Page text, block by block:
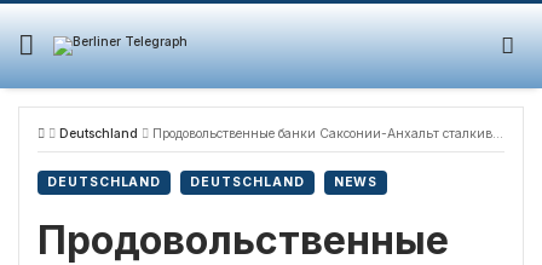
Skip
content
Deutschland Продовольственные банки Саксонии-Анхальт сталкиваются с нехваткой продуктов
DEUTSCHLAND DEUTSCHLAND NEWS
Продовольственные